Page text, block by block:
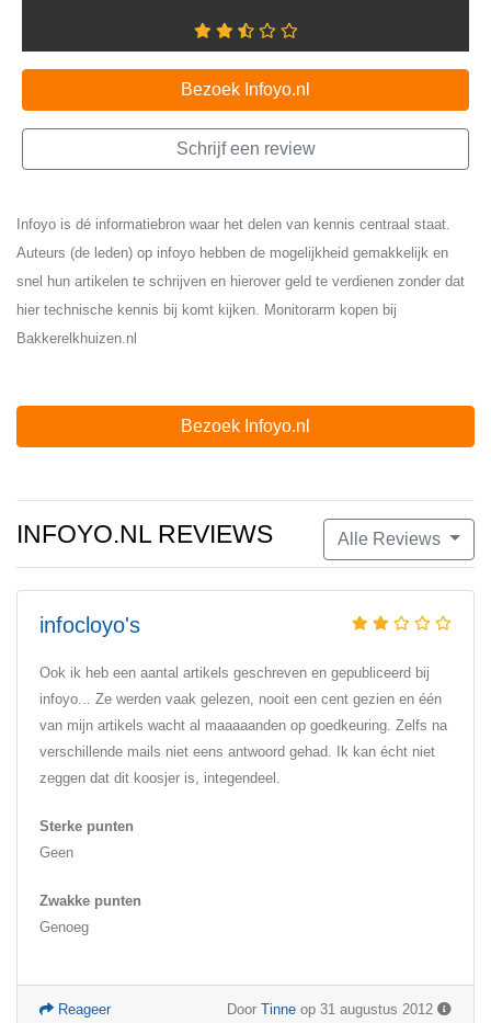
Bezoek Infoyo.nl
Schrijf een review
Infoyo is dé informatiebron waar het delen van kennis centraal staat.
Auteurs (de leden) op infoyo hebben de mogelijkheid gemakkelijk en
snel hun artikelen te schrijven en hierover geld te verdienen zonder dat
hier technische kennis bij komt kijken. Monitorarm kopen bij
Bakkerelkhuizen.nl
Bezoek Infoyo.nl
Alle Reviews
INFOYO.NL REVIEWS
infocloyo's
Ook ik heb een aantal artikels geschreven en gepubliceerd bij
infoyo... Ze werden vaak gelezen, nooit een cent gezien en één
van mijn artikels wacht al maaaaanden op goedkeuring. Zelfs na
verschillende mails niet eens antwoord gehad. Ik kan écht niet
zeggen dat dit koosjer is, integendeel.
Sterke punten
Geen
Zwakke punten
Genoeg
Door Tinne op 31 augustus 2012
Reageer